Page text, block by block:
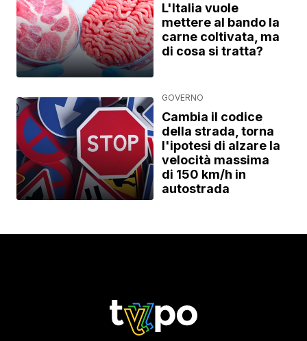
L'Italia vuole
mettere al bando la
carne coltivata, ma
di cosa si tratta?
GOVERNO
Cambia il codice
della strada, torna
l'ipotesi di alzare la
velocità massima
di 150 km/h in
autostrada